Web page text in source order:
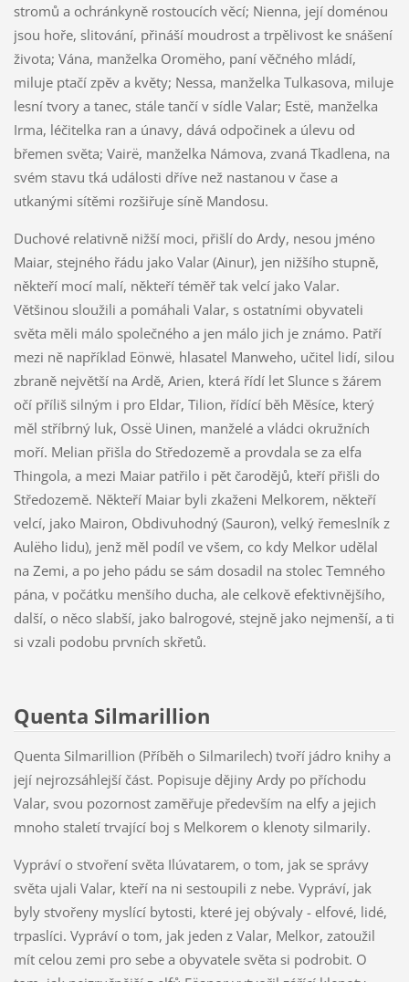
stromů a ochránkyně rostoucích věcí; Nienna, její doménou
jsou hoře, slitování, přináší moudrost a trpělivost ke snášení
života; Vána, manželka Oromëho, paní věčného mládí,
miluje ptačí zpěv a květy; Nessa, manželka Tulkasova, miluje
lesní tvory a tanec, stále tančí v sídle Valar; Estë, manželka
Irma, léčitelka ran a únavy, dává odpočinek a úlevu od
břemen světa; Vairë, manželka Námova, zvaná Tkadlena, na
svém stavu tká události dříve než nastanou v čase a
utkanými sítěmi rozšiřuje síně Mandosu.
Duchové relativně nižší moci, přišlí do Ardy, nesou jméno
Maiar, stejného řádu jako Valar (Ainur), jen nižšího stupně,
někteří mocí malí, někteří téměř tak velcí jako Valar.
Většinou sloužili a pomáhali Valar, s ostatními obyvateli
světa měli málo společného a jen málo jich je známo. Patří
mezi ně například Eönwë, hlasatel Manweho, učitel lidí, silou
zbraně největší na Ardě, Arien, která řídí let Slunce s žárem
očí příliš silným i pro Eldar, Tilion, řídící běh Měsíce, který
měl stříbrný luk, Ossë Uinen, manželé a vládci okružních
moří. Melian přišla do Středozemě a provdala se za elfa
Thingola, a mezi Maiar patřilo i pět čarodějů, kteří přišli do
Středozemě. Někteří Maiar byli zkaženi Melkorem, někteří
velcí, jako Mairon, Obdivuhodný (Sauron), velký řemeslník z
Aulëho lidu), jenž měl podíl ve všem, co kdy Melkor udělal
na Zemi, a po jeho pádu se sám dosadil na stolec Temného
pána, v počátku menšího ducha, ale celkově efektivnějšího,
další, o něco slabší, jako balrogové, stejně jako nejmenší, a ti
si vzali podobu prvních skřetů.
Quenta Silmarillion
Quenta Silmarillion (Příběh o Silmarilech) tvoří jádro knihy a
její nejrozsáhlejší část. Popisuje dějiny Ardy po příchodu
Valar, svou pozornost zaměřuje především na elfy a jejich
mnoho staletí trvající boj s Melkorem o klenoty silmarily.
Vypráví o stvoření světa Ilúvatarem, o tom, jak se správy
světa ujali Valar, kteří na ni sestoupili z nebe. Vypráví, jak
byly stvořeny myslící bytosti, které jej obývaly - elfové, lidé,
trpaslíci. Vypráví o tom, jak jeden z Valar, Melkor, zatoužil
mít celou zemi pro sebe a obyvatele světa si podrobit. O